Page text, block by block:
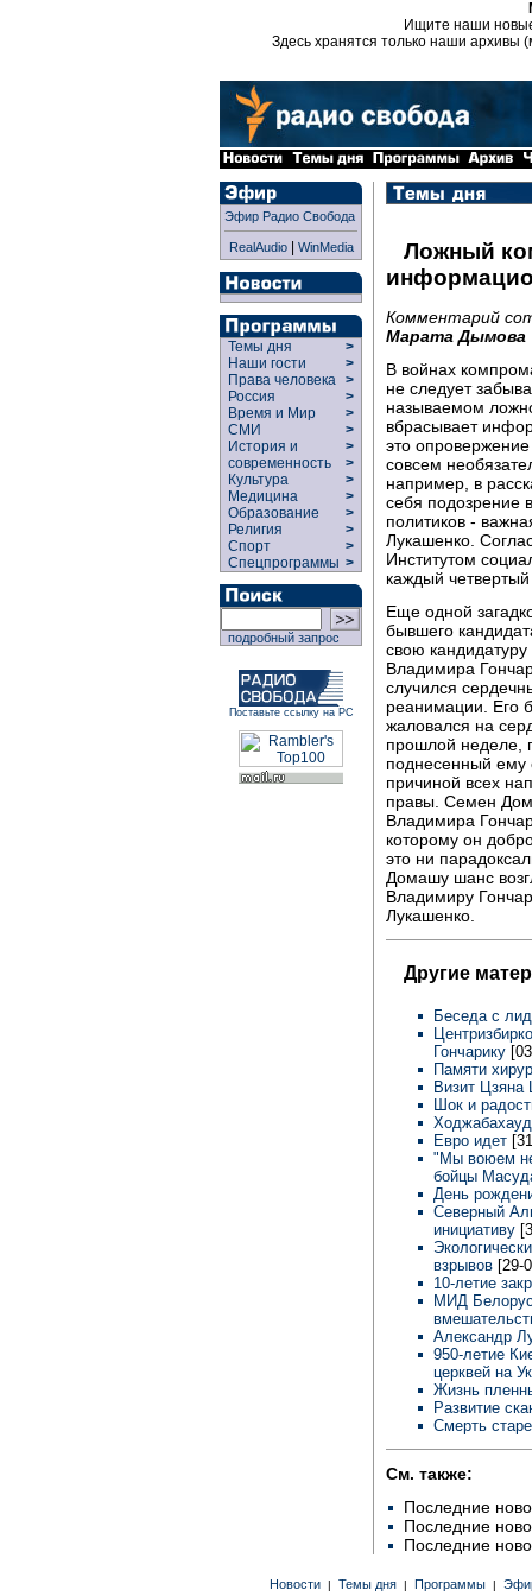
Ищите наши
Здесь хранятся только наши архивы
Эфир Радио Свобода
RealAudio| WinMedia
Темы дня
>
Наши гости
>
Права человека >
Россия
>
Время и Мир
>
СМИ
>
История и
современность
>
>
Культура
>
Медицина
>
Образование
>
Религия
>
Спорт
>
Спецпрограммы >
подробный запрос
Поставьте ссылку на РС
Ложный
Комментарий
Марата Дымова
В войнах
не следует
называемом
вбрасывает
это
совсем
например, в
себя подозрение
политиков -
Лукашенко.
Институтом
каждый
Еще одной
бывшего
свою кандидатуру
Владимира
случился
реанимации. Его
жаловался на
прошлой неделе,
поднесенный ему
причиной всех
правы. Семен
Владимира
которому он
это ни
Домашу шанс
Владимиру
Лукашенко.
Другие
Беседа с
Гончарику
Памяти
Визит
Шок и
Евро идет
"Мы воюем не
бойцы
День
Северный
инициативу
взрывов [29-
10-летие
МИД
Александр
950-летие
церквей на
Жизнь
Развитие
Смерть
См. также:
Последние
Последние
Последние
Новости | Темы дня | Программы |